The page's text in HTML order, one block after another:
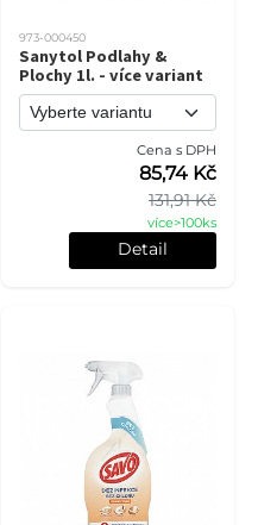
973-000450
Sanytol Podlahy &
Plochy 1l. - více variant
Cena s DPH
131,91 Kč
85,74 Kč
více>100ks
Detail